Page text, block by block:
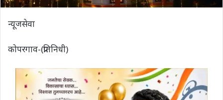
न्यूजसेवा
कोपरगाव-(प्रतिनिधी)